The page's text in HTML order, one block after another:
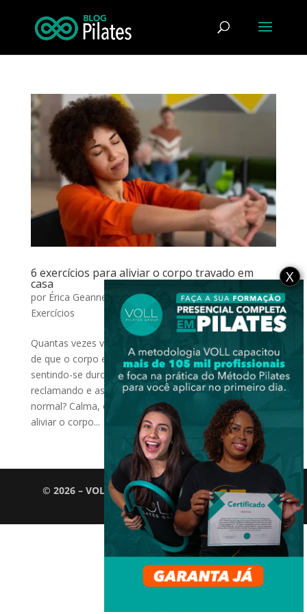
6 exercícios para aliviar o corpo travado em
casa
por Érica Geanne Martins de Sousa|ago 18, 2025|
Exercícios
Quantas vezes você já acordou com aquela sensação
de que o corpo está “travado”? Ou terminou o dia
sentindo-se duro, com os ombros tensos, as costas
reclamando e as articulações mais rígidas do que o
normal? Calma, o Pilates tem ótimos exercícios para
aliviar o corpo...
© 2026 – VOLL Pilates Group. Todos os direitos
reservados.
X